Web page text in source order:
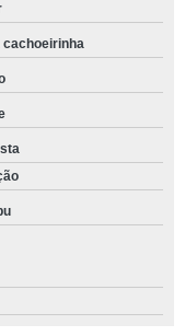
cachoeirinha